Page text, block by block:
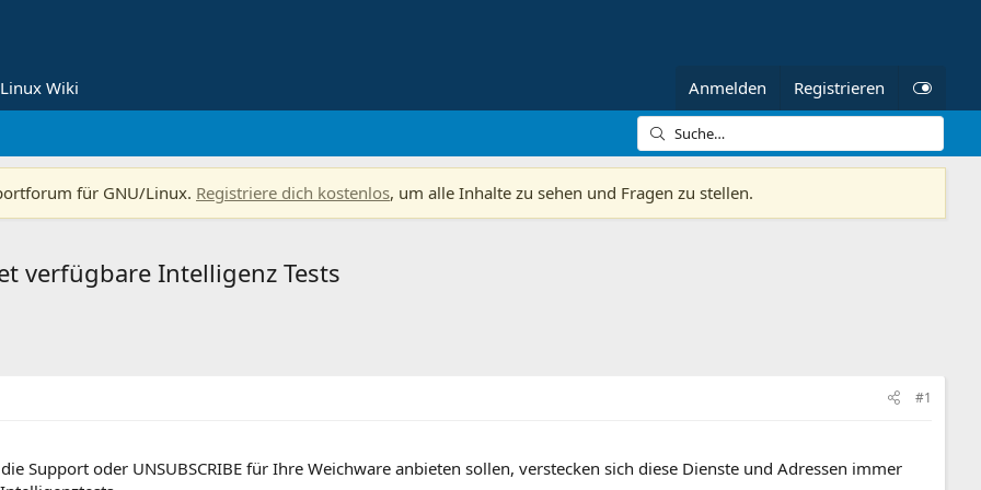
Linux Wiki Anmelden Registrieren
für GNU/Linux. Registriere dich kostenlos, um alle Inhalte zu sehen und Fragen zu stellen.
verfügbare Intelligenz Tests
#1
Support oder UNSUBSCRIBE für Ihre Weichware anbieten sollen, verstecken sich diese Dienste und Adressen immer